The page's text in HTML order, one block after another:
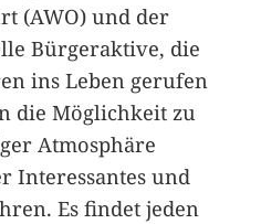
(AWO) und der
Bürgeraktive, die
ins Leben gerufen
die Möglichkeit zu
Atmosphäre
Interessantes und
Es findet jeden